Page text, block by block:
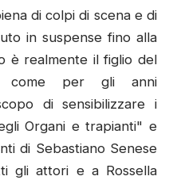
di colpi di scena e di
in suspense fino alla
è realmente il figlio del
come per gli anni
di sensibilizzare i
Organi e trapianti" e
di Sebastiano Senese
gli attori e a Rossella